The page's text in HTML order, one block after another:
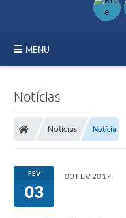
MENU
ÁGUA
COMPRAS E LICITAÇÕES
Notícias
Notícias Notícia
FEV
03
03 FEV 2017